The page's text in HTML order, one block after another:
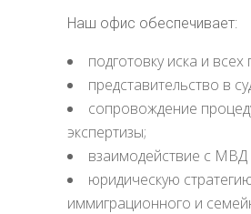
Наш офис обеспечивает:
подготовку иска и
представительство в
сопровождение
экспертизы;
взаимодействие с МВД
юридическую
иммиграционного и